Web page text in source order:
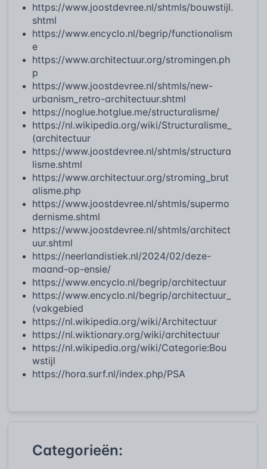
https://www.joostdevree.nl/shtmls/bouwstijl.
shtml
https://www.encyclo.nl/begrip/functionalism
e
https://www.architectuur.org/stromingen.ph
p
https://www.joostdevree.nl/shtmls/new-
urbanism_retro-architectuur.shtml
https://noglue.hotglue.me/structuralisme/
https://nl.wikipedia.org/wiki/Structuralisme_
(architectuur
https://www.joostdevree.nl/shtmls/structura
lisme.shtml
https://www.architectuur.org/stroming_brut
alisme.php
https://www.joostdevree.nl/shtmls/supermo
dernisme.shtml
https://www.joostdevree.nl/shtmls/architect
uur.shtml
https://neerlandistiek.nl/2024/02/deze-
maand-op-ensie/
https://www.encyclo.nl/begrip/architectuur
https://www.encyclo.nl/begrip/architectuur_
(vakgebied
https://nl.wikipedia.org/wiki/Architectuur
https://nl.wiktionary.org/wiki/architectuur
https://nl.wikipedia.org/wiki/Categorie:Bou
wstijl
https://hora.surf.nl/index.php/PSA
Categorieën: